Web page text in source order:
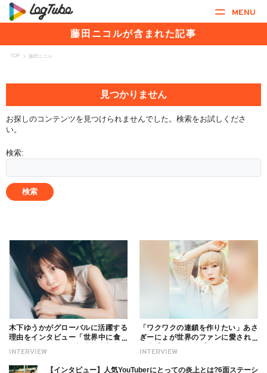
MENU
藤田ニコルが含まれた記事
TOP > 藤田ニコル
見つかりません
お探しのコンテンツを見つけられませんでした。検索をお試しくださ
い。
検索:
INTERVIEW
木下ゆうかがグローバルに活躍する
理由をインタビュー「世界中に食べ
ついても
INTERVIEW
「ワクワクの連鎖を作りたい」あさ
ぎーにょが世界のファンに愛される
【インタビュー】人気YouTuberにとっての炎上とは?6面ステーシ